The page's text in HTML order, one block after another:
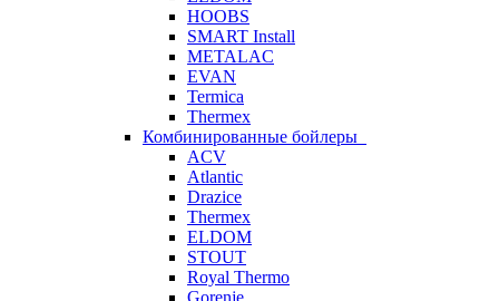
HOOBS
SMART Install
METALAC
EVAN
Termica
Thermex
Комбинированные бойлеры
ACV
Atlantic
Drazice
Thermex
ELDOM
STOUT
Royal Thermo
Gorenje